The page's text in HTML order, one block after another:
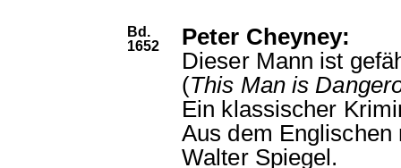
Bd.
1652
Peter Cheyney:
Dieser Mann ist
(This Man is
Ein klassischer
Aus dem Englischen
Walter Spiegel.